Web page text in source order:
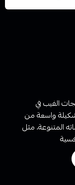
الفيب في
واسعة من
المتنوعة، مثل